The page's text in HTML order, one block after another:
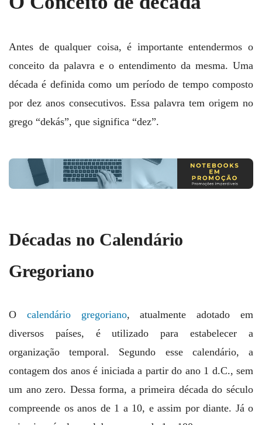
Antes de qualquer coisa, é importante entendermos o
conceito da palavra e o entendimento da mesma. Uma
década é definida como um período de tempo composto
por dez anos consecutivos. Essa palavra tem origem no
grego “dekás”, que significa “dez”.
Décadas no Calendário
Gregoriano
O calendário gregoriano, atualmente adotado em
diversos países, é utilizado para estabelecer a
organização temporal. Segundo esse calendário, a
contagem dos anos é iniciada a partir do ano 1 d.C., sem
um ano zero. Dessa forma, a primeira década do século
compreende os anos de 1 a 10, e assim por diante. Já o